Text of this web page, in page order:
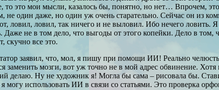
то это мои мысли, казалось бы, понятно, но нет… Впрочем,
один даже, но один уж очень старательно. Сейчас он из
ловил, ловил, так ничего и не выловил. Ибо нечего ловить.
не в том дело, что выгоды от этого копейки. Дело в том,
скучно все это.
заявил, что, мол, я пишу при помощи ИИ! Реально
мозги, вот уж точно не в мой адрес обвинение. Хотя
делаю. Ну не художник я! Могла бы сама – рисовала бы.
я могу использовать ИИ в связи со статьями. Это проверка